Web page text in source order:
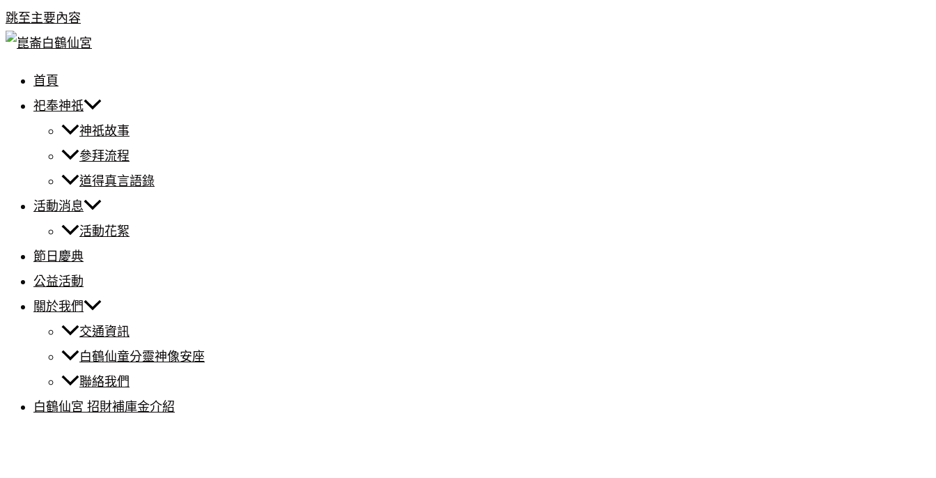
跳至主要內容
首頁
祀奉神祇
神祇故事
參拜流程
道得真言語錄
活動消息
活動花絮
節日慶典
公益活動
關於我們
交通資訊
白鶴仙童分靈神像安座
聯絡我們
白鶴仙宮 招財補庫金介紹